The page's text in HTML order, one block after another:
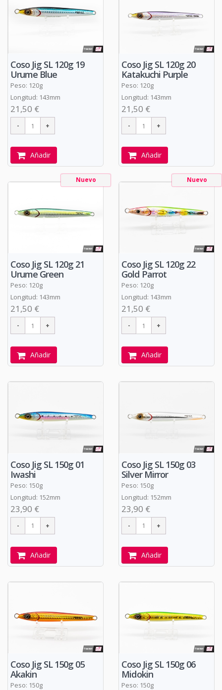
Coso Jig SL 120g 19
Urume Blue
Peso: 120g
Longitud: 143mm
21,50 €
Añadir
Coso Jig SL 120g 20
Katakuchi Purple
Peso: 120g
Longitud: 143mm
21,50 €
Añadir
Nuevo
Coso Jig SL 120g 21
Urume Green
Peso: 120g
Longitud: 143mm
21,50 €
Añadir
Nuevo
Coso Jig SL 120g 22
Gold Parrot
Peso: 120g
Longitud: 143mm
21,50 €
Añadir
Coso Jig SL 150g 01
Iwashi
Peso: 150g
Longitud: 152mm
23,90 €
Añadir
Coso Jig SL 150g 03
Silver Mirror
Peso: 150g
Longitud: 152mm
23,90 €
Añadir
Coso Jig SL 150g 05
Akakin
Peso: 150g
Coso Jig SL 150g 06
Midokin
Peso: 150g